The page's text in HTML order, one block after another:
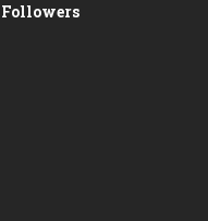
Followers